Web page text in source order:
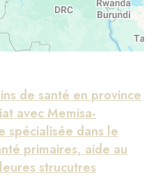
de santé en province
avec Memisa-
spécialisée dans le
primaires, aide au
strucutres